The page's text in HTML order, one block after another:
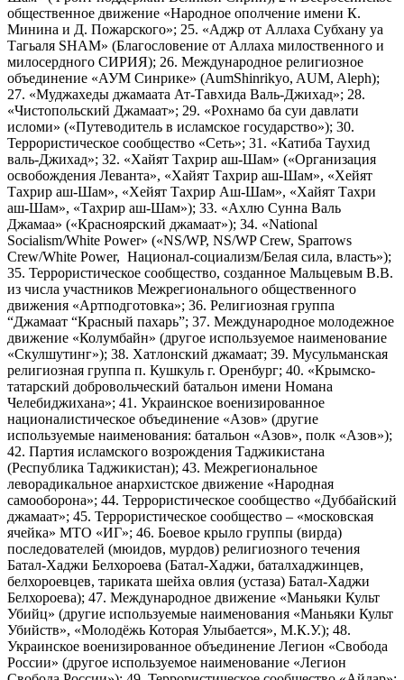
общественное движение «Народное ополчение имени К.
Минина и Д. Пожарского»; 25. «Аджр от Аллаха Субхану уа
Тагьаля SHAM» (Благословение от Аллаха милоственного и
милосердного СИРИЯ); 26. Международное религиозное
объединение «АУМ Синрике» (AumShinrikyo, AUM, Aleph);
27. «Муджахеды джамаата Ат-Тавхида Валь-Джихад»; 28.
«Чистопольский Джамаат»; 29. «Рохнамо ба суи давлати
исломи» («Путеводитель в исламское государство»); 30.
Террористическое сообщество «Сеть»; 31. «Катиба Таухид
валь-Джихад»; 32. «Хайят Тахрир аш-Шам» («Организация
освобождения Леванта», «Хайят Тахрир аш-Шам», «Хейят
Тахрир аш-Шам», «Хейят Тахрир Аш-Шам», «Хайят Тахри
аш-Шам», «Тахрир аш-Шам»); 33. «Ахлю Сунна Валь
Джамаа» («Красноярский джамаат»); 34. «National
Socialism/White Power» («NS/WP, NS/WP Crew, Sparrows
Crew/White Power, Национал-социализм/Белая сила, власть»);
35. Террористическое сообщество, созданное Мальцевым В.В.
из числа участников Межрегионального общественного
движения «Артподготовка»; 36. Религиозная группа
“Джамаат “Красный пахарь”; 37. Международное молодежное
движение «Колумбайн» (другое используемое наименование
«Скулшутинг»); 38. Хатлонский джамаат; 39. Мусульманская
религиозная группа п. Кушкуль г. Оренбург; 40. «Крымско-
татарский добровольческий батальон имени Номана
Челебиджихана»; 41. Украинское военизированное
националистическое объединение «Азов» (другие
используемые наименования: батальон «Азов», полк «Азов»);
42. Партия исламского возрождения Таджикистана
(Республика Таджикистан); 43. Межрегиональное
леворадикальное анархистское движение «Народная
самооборона»; 44. Террористическое сообщество «Дуббайский
джамаат»; 45. Террористическое сообщество – «московская
ячейка» МТО «ИГ»; 46. Боевое крыло группы (вирда)
последователей (мюидов, мурдов) религиозного течения
Батал-Хаджи Белхороева (Батал-Хаджи, баталхаджинцев,
белхороевцев, тариката шейха овлия (устаза) Батал-Хаджи
Белхороева); 47. Международное движение «Маньяки Культ
Убийц» (другие используемые наименования «Маньяки Культ
Убийств», «Молодёжь Которая Улыбается», М.К.У.); 48.
Украинское военизированное объединение Легион «Свобода
России» (другое используемое наименование «Легион